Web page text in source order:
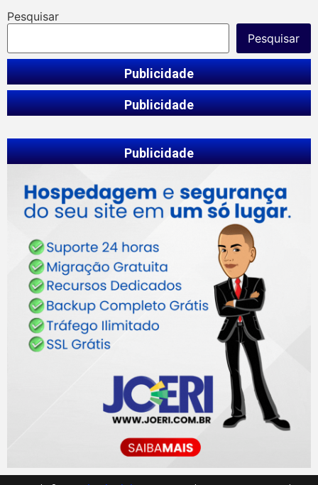
Pesquisar
Pesquisar
Publicidade
Publicidade
Publicidade